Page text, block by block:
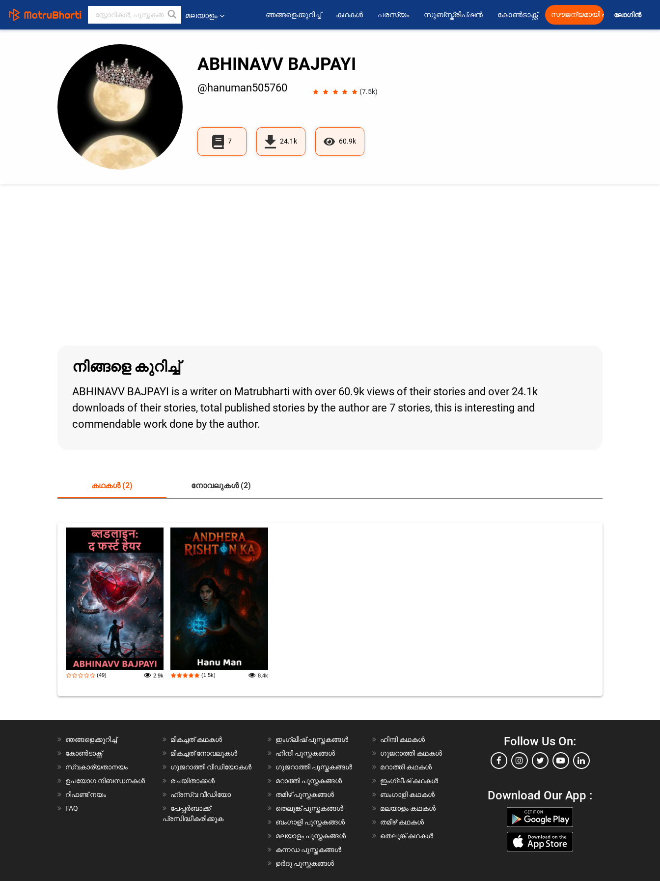
മലയാളം ഞങ്ങളെക്കുറിച്ച് കഥകൾ പരസ്യം സുബ്സ്ക്രിപ്ഷൻ കോൺടാക്റ്റ് സൗജന്യമായി ലോഗിൻ
ABHINAVV BAJPAYI
@hanuman505760 (7.5k)
7 24.1k 60.9k
നിങ്ങളെ കുറിച്ച്
ABHINAVV BAJPAYI is a writer on Matrubharti with over 60.9k views of their stories and over 24.1k
downloads of their stories, total published stories by the author are 7 stories, this is interesting and
commendable work done by the author.
കഥകൾ (2) നോവലുകൾ (2)
(49) 2.9k (1.5k) 8.4k
ഞങ്ങളെക്കുറിച്ച്
കോൺടാക്റ്റ്
സ്വകാര്യതാനയം
ഉപയോഗ നിബന്ധനകൾ
റീഫണ്ട് നയം
FAQ
മികച്ചത് കഥകൾ
മികച്ചത് നോവലുകൾ
ഗുജറാത്തി വീഡിയോകൾ
രചയിതാക്കൾ
ഹ്രസ്വ വീഡിയോ
പേപ്പർബാക്ക്
പ്രസിദ്ധീകരിക്കുക
ഇംഗ്ലീഷ് പുസ്തകങ്ങൾ
ഹിന്ദി പുസ്തകങ്ങൾ
ഗുജറാത്തി പുസ്തകങ്ങൾ
മറാത്തി പുസ്തകങ്ങൾ
തമിഴ് പുസ്തകങ്ങൾ
തെലുങ്ക് പുസ്തകങ്ങൾ
ബംഗാളി പുസ്തകങ്ങൾ
മലയാളം പുസ്തകങ്ങൾ
കന്നഡ പുസ്തകങ്ങൾ
ഉർദു പുസ്തകങ്ങൾ
ഹിന്ദി കഥകൾ
ഗുജറാത്തി കഥകൾ
മറാത്തി കഥകൾ
ഇംഗ്ലീഷ് കഥകൾ
ബംഗാളി കഥകൾ
മലയാളം കഥകൾ
തമിഴ് കഥകൾ
തെലുങ്ക് കഥകൾ
Follow Us On:
Download Our App :